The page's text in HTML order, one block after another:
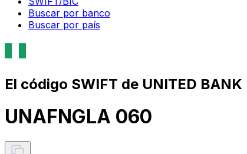
Buscar por banco
Buscar por país
El código SWIFT de UNITED BANK
UNAFNGLA 060